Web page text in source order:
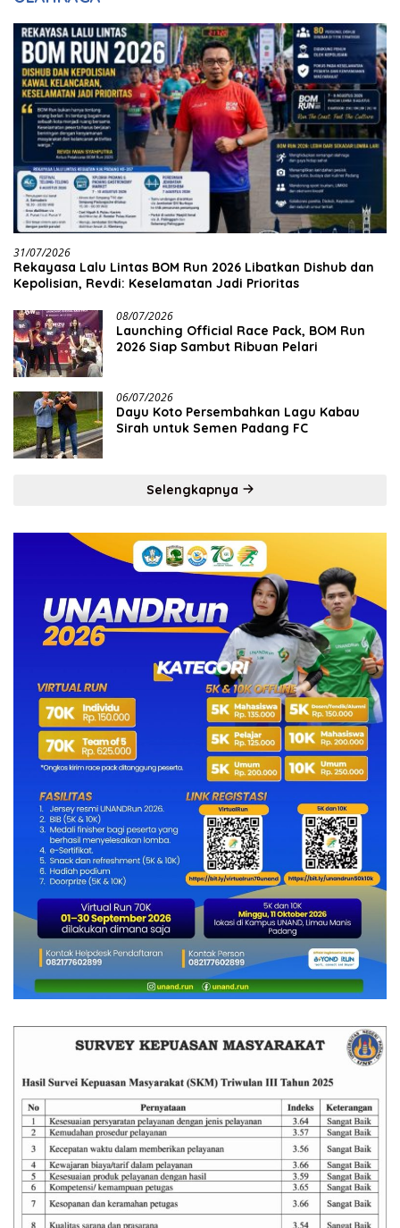
31/07/2026
Rekayasa Lalu Lintas BOM Run 2026 Libatkan Dishub dan
Kepolisian, Revdi: Keselamatan Jadi Prioritas
08/07/2026
Launching Official Race Pack, BOM Run
2026 Siap Sambut Ribuan Pelari
06/07/2026
Dayu Koto Persembahkan Lagu Kabau
Sirah untuk Semen Padang FC
Selengkapnya